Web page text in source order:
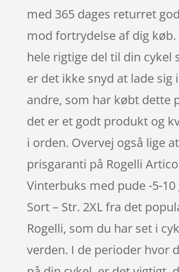
med 365 dages returret
mod fortrydelse af dig køb.
hele rigtige del til din cykel
er det ikke snyd at lade sig
andre, som har købt dette
det er et godt produkt og
i orden. Overvej også lige
prisgaranti på Rogelli
Vinterbuks med pude -5-10
Sort – Str. 2XL fra det
Rogelli, som du har set i
verden. I de perioder hvor